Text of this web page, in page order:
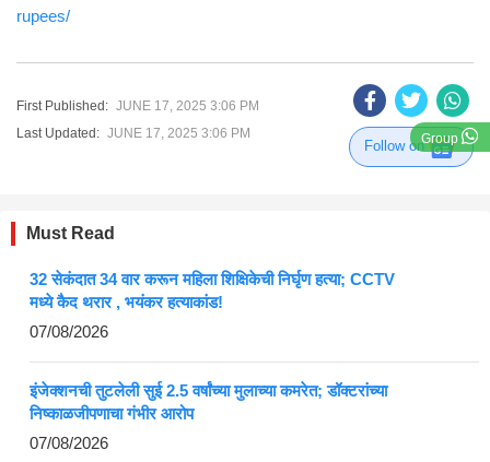
Group
rupees/
First Published: JUNE 17, 2025 3:06 PM
Last Updated: JUNE 17, 2025 3:06 PM
Follow on
Must Read
32 सेकंदात 34 वार करून महिला शिक्षिकेची निर्घृण हत्या; CCTV
मध्ये कैद थरार , भयंकर हत्याकांड!
07/08/2026
इंजेक्शनची तुटलेली सुई 2.5 वर्षांच्या मुलाच्या कमरेत; डॉक्टरांच्या
निष्काळजीपणाचा गंभीर आरोप
07/08/2026